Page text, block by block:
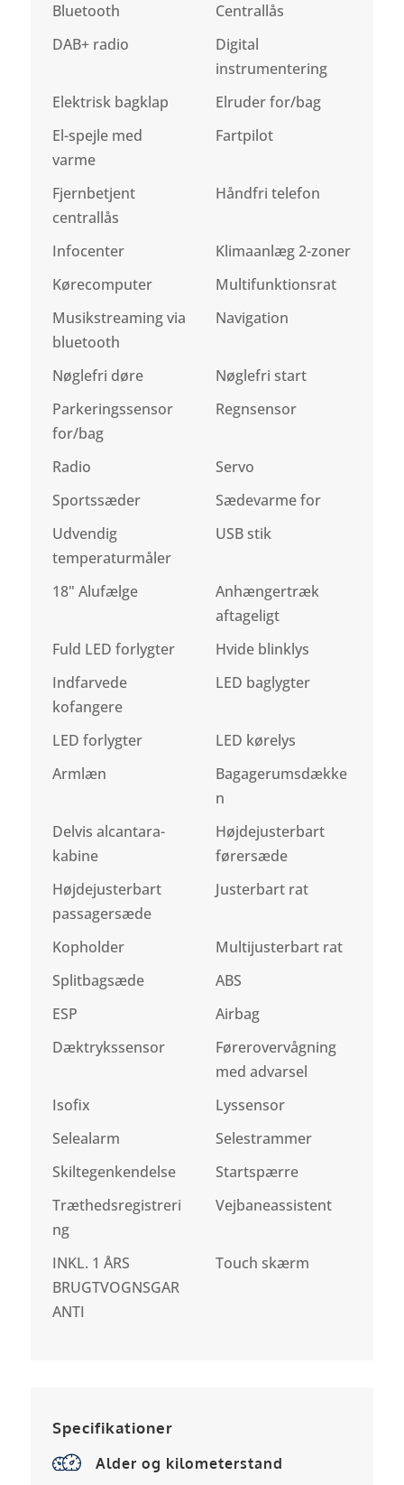
Bluetooth
Centrallås
DAB+ radio
Digital
instrumentering
Elektrisk bagklap
Elruder for/bag
El-spejle med
varme
Fartpilot
Fjernbetjent
centrallås
Håndfri telefon
Infocenter
Klimaanlæg 2-zoner
Kørecomputer
Multifunktionsrat
Musikstreaming via
bluetooth
Navigation
Nøglefri døre
Nøglefri start
Parkeringssensor
for/bag
Regnsensor
Radio
Servo
Sportssæder
Sædevarme for
Udvendig
temperaturmåler
USB stik
18" Alufælge
Anhængertræk
aftageligt
Fuld LED forlygter
Hvide blinklys
Indfarvede
kofangere
LED baglygter
LED forlygter
LED kørelys
Armlæn
Bagagerumsdække
n
Delvis alcantara-
kabine
Højdejusterbart
førersæde
Højdejusterbart
passagersæde
Justerbart rat
Kopholder
Multijusterbart rat
Splitbagsæde
ABS
ESP
Airbag
Dæktrykssensor
Førerovervågning
med advarsel
Isofix
Lyssensor
Selealarm
Selestrammer
Skiltegenkendelse
Startspærre
Træthedsregistreri
ng
Vejbaneassistent
INKL. 1 ÅRS
BRUGTVOGNSGAR
ANTI
Touch skærm
Specifikationer
Alder og kilometerstand